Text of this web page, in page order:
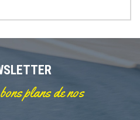
plans de nos